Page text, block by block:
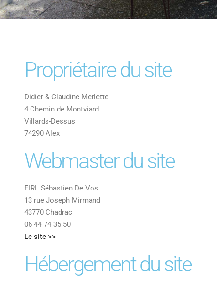
Propriétaire du site
Didier & Claudine Merlette
4 Chemin de Montviard
Villards-Dessus
74290 Alex
Webmaster du site
EIRL Sébastien De Vos
13 rue Joseph Mirmand
43770 Chadrac
06 44 74 35 50
Le site >>
Hébergement du site